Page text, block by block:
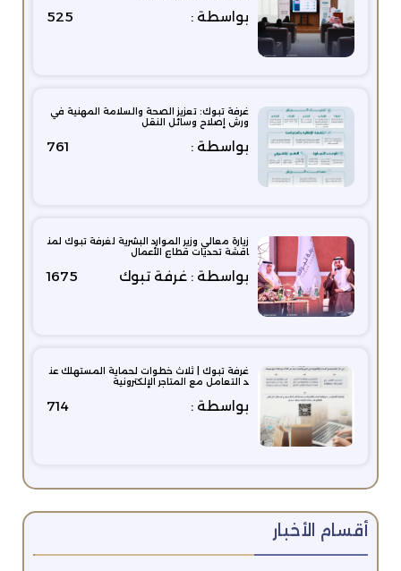
بواسطة : 525
غرفة تبوك: تعزيز الصحة والسلامة المهنية في
ورش إصلاح وسائل النقل
بواسطة : 761
زيارة معالي وزير الموارد البشرية لغرفة تبوك لمن
اقشة تحديات قطاع الأعمال
بواسطة : غرفة تبوك 1675
غرفة تبوك | ثلاث خطوات لحماية المستهلك عن
د التعامل مع المتاجر الإلكترونية
بواسطة : 714
أقسام الأخبار